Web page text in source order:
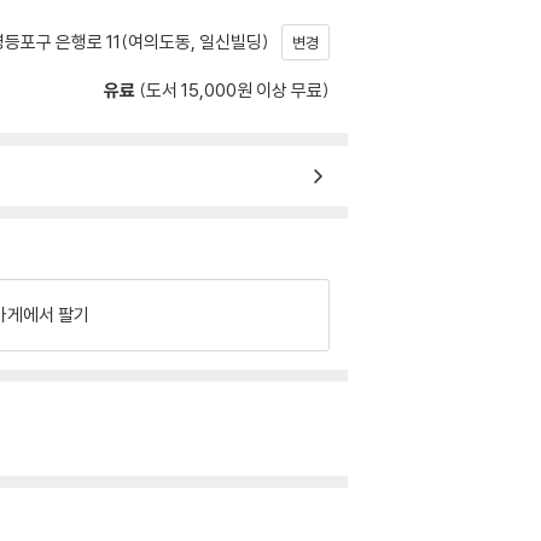
포구 은행로 11(여의도동, 일신빌딩) 변경
유료 (도서 15,000원 이상 무료)
게에서 팔기